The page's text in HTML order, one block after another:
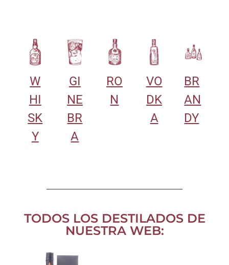
W
HI
SK
Y
GI
NE
BR
A
RO
N
VO
DK
A
BR
AN
DY
TODOS LOS DESTILADOS DE
NUESTRA WEB: